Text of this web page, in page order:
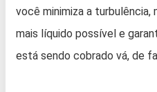
você minimiza a
mais líquido possível e
está sendo cobrado vá, de